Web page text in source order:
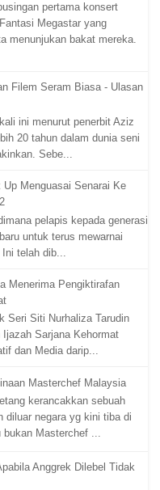
pertama konsert
Megastar yang
menunjukan bakat mereka.
Filem Seram Biasa - Ulasan
ini menurut penerbit Aziz
20 tahun dalam dunia seni
Sebe...
Menguasai Senarai Ke
pelapis kepada generasi
untuk terus mewarnai
telah dib...
Menerima Pengiktirafan
Seri Siti Nurhaliza Tarudin
Sarjana Kehormat
dan Media darip...
Masterchef Malaysia
kerancakkan sebuah
diluar negara yg kini tiba di
bukan Masterchef ...
Anggrek Dilebel Tidak